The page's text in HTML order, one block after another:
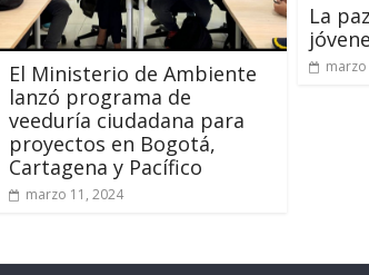
El Ministerio de Ambiente
lanzó programa de
veeduría ciudadana para
proyectos en Bogotá,
Cartagena y Pacífico
marzo 11, 2024
La